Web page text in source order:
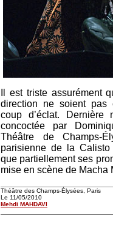
Il est triste assurément
direction ne soient pas
coup d’éclat. Dernière
concoctée par
Théâtre de Champs-
parisienne de la
que partiellement ses
mise en scène de Macha
Théâtre des Champs-Élysées, Paris
Le 11/05/2010
Mehdi MAHDAVI